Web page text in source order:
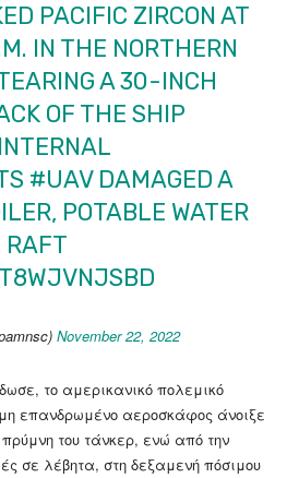
PACIFIC ZIRCON AT
IN THE NORTHERN
A 30-INCH
OF THE SHIP
#UAVDAMAGED A
POTABLE WATER
RAFT
November 22, 2022
το αμερικανικό πολεμικό
επανδρωμένο αεροσκάφος άνοιξε
του τάνκερ, ενώ από την
σε λέβητα, στη δεξαμενή πόσιμου